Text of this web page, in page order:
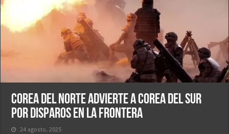
Corea del Norte advierte a Corea del Sur
por disparos en la frontera
24 agosto, 2025